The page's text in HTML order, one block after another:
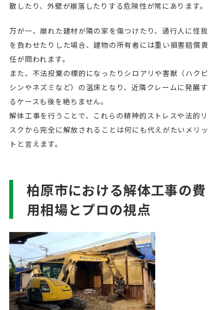
散したり、外壁が崩落したりする危険性が常にあります。
万が一、崩れた建材が隣の家を傷つけたり、通行人に怪我
を負わせたりした場合、建物の所有者には重い損害賠償責
任が問われます。
また、不法投棄の標的になったりシロアリや害獣（ハクビ
シンやネズミなど）の温床となり、近隣クレームに発展す
るケースも後を絶ちません。
解体工事を行うことで、これらの精神的ストレスや法的リ
スクから完全に解放されることは何にも代えがたいメリッ
トと言えます。
柏原市における解体工事の費
用相場とプロの視点